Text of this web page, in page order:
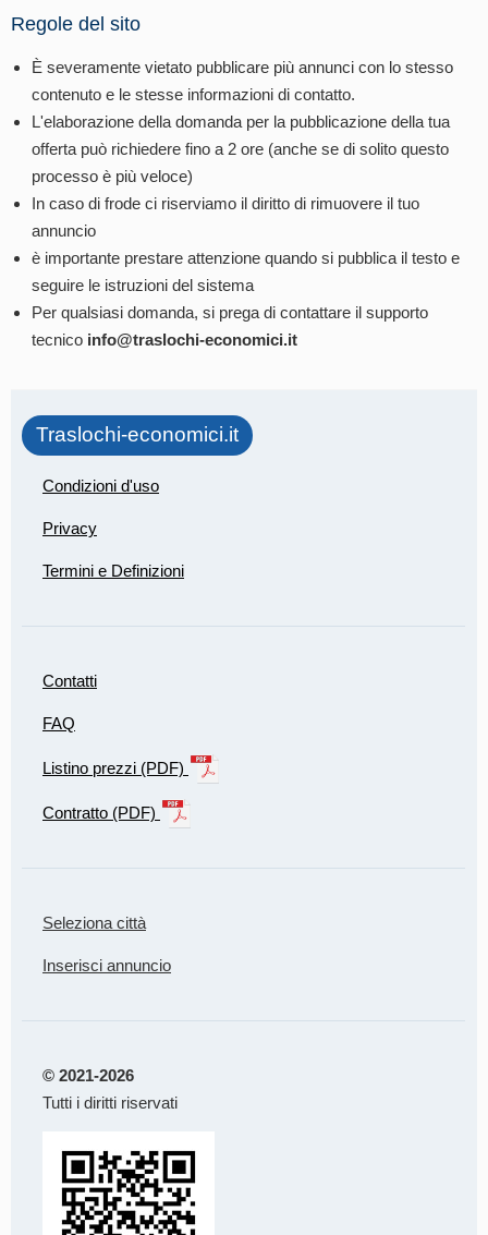
Regole del sito
È severamente vietato pubblicare più annunci con lo stesso
contenuto e le stesse informazioni di contatto.
L'elaborazione della domanda per la pubblicazione della tua
offerta può richiedere fino a 2 ore (anche se di solito questo
processo è più veloce)
In caso di frode ci riserviamo il diritto di rimuovere il tuo
annuncio
è importante prestare attenzione quando si pubblica il testo e
seguire le istruzioni del sistema
Per qualsiasi domanda, si prega di contattare il supporto
tecnico info@traslochi-economici.it
Traslochi-economici.it
Condizioni d'uso
Privacy
Termini e Definizioni
Contatti
FAQ
Listino prezzi (PDF)
Contratto (PDF)
Seleziona città
Inserisci annuncio
© 2021-2026
Tutti i diritti riservati